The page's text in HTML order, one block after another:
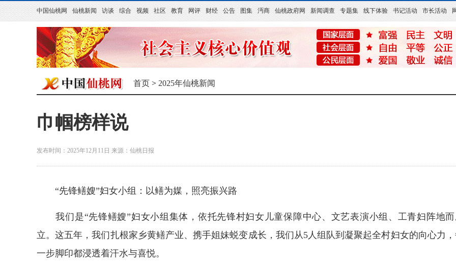
中国仙桃网 仙桃新闻 访谈 综合 视频 社区 教育 网评 财经 公告 图集 沔商 仙桃政府网 新闻调查 专题集 线下体验 书记活动 市长活动
首页 > 2025年仙桃新闻
巾帼榜样说
发布时间：2025年12月11日 来源： 仙桃日报
“先锋鳝嫂”妇女小组：以鳝为媒，照亮振兴路
我们是“先锋鳝嫂”妇女小组集体，依托先锋村妇女儿童保障中心、文艺表演小组、工青妇阵地
立。这五年，我们扎根家乡黄鳝产业、携手姐妹蜕变成长，我们从5人组队到凝聚起全村妇女的向心力
一步脚印都浸透着汗水与喜悦。